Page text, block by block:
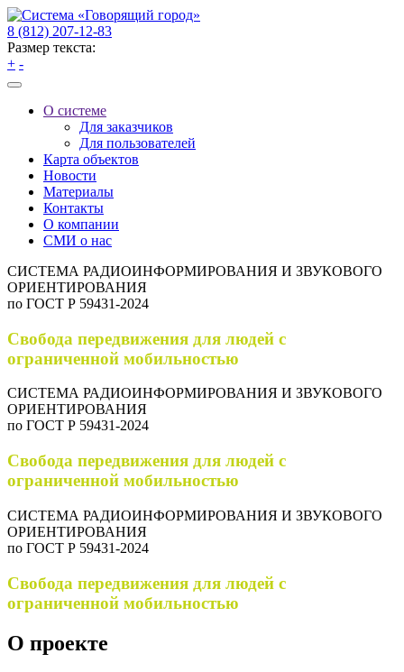
8 (812) 207-12-83
Размер текста:
+ -
О системе
Для заказчиков
Для пользователей
Карта объектов
Новости
Материалы
Контакты
О компании
СМИ о нас
СИСТЕМА РАДИОИНФОРМИРОВАНИЯ И ЗВУКОВОГО
ОРИЕНТИРОВАНИЯ
по ГОСТ Р 59431-2024
Свобода передвижения для людей с
ограниченной мобильностью
СИСТЕМА РАДИОИНФОРМИРОВАНИЯ И ЗВУКОВОГО
ОРИЕНТИРОВАНИЯ
по ГОСТ Р 59431-2024
Свобода передвижения для людей с
ограниченной мобильностью
СИСТЕМА РАДИОИНФОРМИРОВАНИЯ И ЗВУКОВОГО
ОРИЕНТИРОВАНИЯ
по ГОСТ Р 59431-2024
Свобода передвижения для людей с
ограниченной мобильностью
О проекте